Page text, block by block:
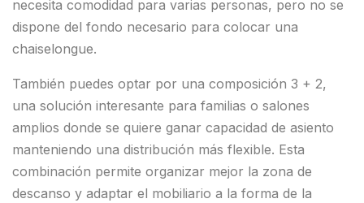
necesita comodidad para varias personas, pero no se
dispone del fondo necesario para colocar una
chaiselongue.
También puedes optar por una composición 3 + 2,
una solución interesante para familias o salones
amplios donde se quiere ganar capacidad de asiento
manteniendo una distribución más flexible. Esta
combinación permite organizar mejor la zona de
descanso y adaptar el mobiliario a la forma de la